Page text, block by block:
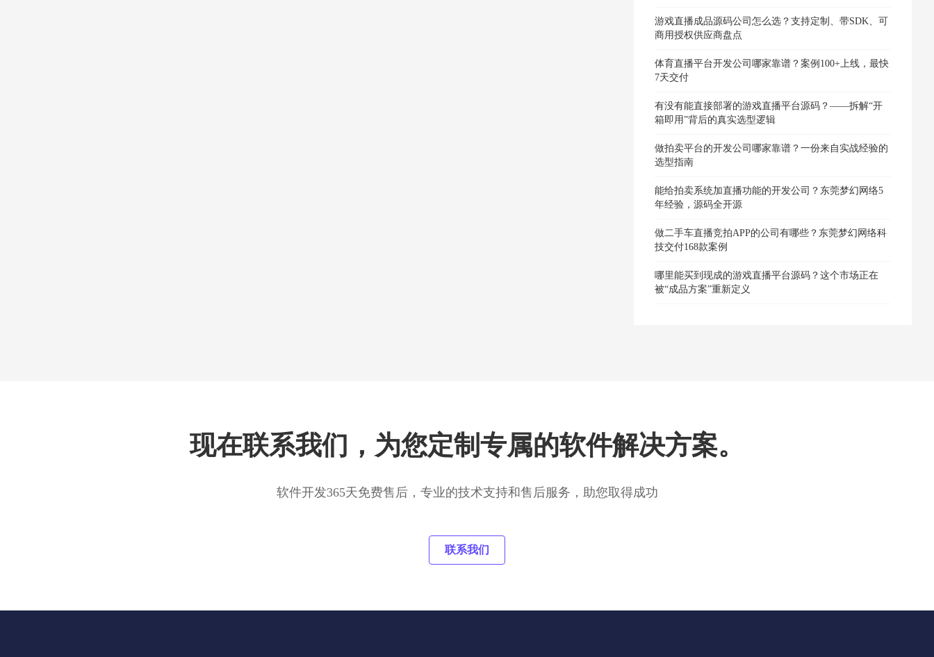
游戏直播成品源码公司怎么选？支持定制、带SDK、可
商用授权供应商盘点
体育直播平台开发公司哪家靠谱？案例100+上线，最快
7天交付
有没有能直接部署的游戏直播平台源码？——拆解“开
箱即用”背后的真实选型逻辑
做拍卖平台的开发公司哪家靠谱？一份来自实战经验的
选型指南
能给拍卖系统加直播功能的开发公司？东莞梦幻网络5
年经验，源码全开源
做二手车直播竞拍APP的公司有哪些？东莞梦幻网络科
技交付168款案例
哪里能买到现成的游戏直播平台源码？这个市场正在
被“成品方案”重新定义
现在联系我们，为您定制专属的软件解决方案。
软件开发365天免费售后，专业的技术支持和售后服务，助您取得成功
联系我们